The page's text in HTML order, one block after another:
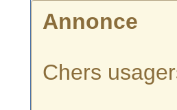
Annonce
Chers